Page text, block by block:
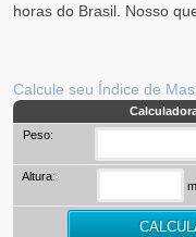
horas do Brasil. Nosso
Calcule seu Índice de
Peso:
Altura:
m